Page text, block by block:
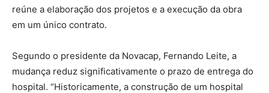
reúne a elaboração dos projetos e a execução da obra
em um único contrato.
Segundo o presidente da Novacap, Fernando Leite, a
mudança reduz significativamente o prazo de entrega do
hospital. “Historicamente, a construção de um hospital